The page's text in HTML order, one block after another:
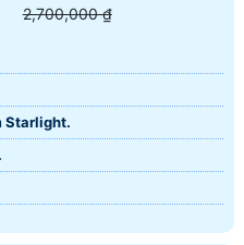
2,700,000 ₫
Starlight.